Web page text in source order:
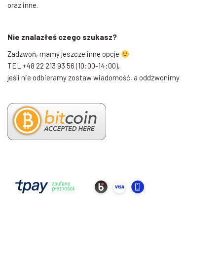
oraz inne.
Nie znalazłeś czego szukasz?
Zadzwoń, mamy jeszcze inne opcje
TEL +48 22 213 93 56 (10:00-14:00),
jeśli nie odbieramy zostaw wiadomość, a oddzwonimy